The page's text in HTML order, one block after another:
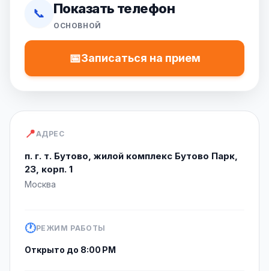
📞 Показать телефон
ОСНОВНОЙ
📅Записаться на прием
📍АДРЕС
п. г. т. Бутово, жилой комплекс Бутово Парк,
23, корп. 1
Москва
🕐РЕЖИМ РАБОТЫ
Открыто до 8:00 PM